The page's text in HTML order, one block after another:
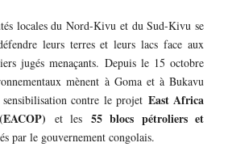
locales du Nord-Kivu et du Sud-Kivu se
leurs terres et leurs lacs face aux
jugés menaçants. Depuis le 15 octobre
mènent à Goma et à Bukavu
sensibilisation contre le projet East Africa
et les 55 blocs pétroliers et
par le gouvernement congolais.